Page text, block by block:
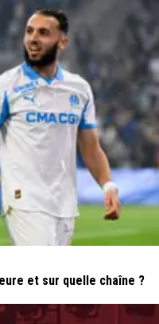
et sur quelle chaîne ?